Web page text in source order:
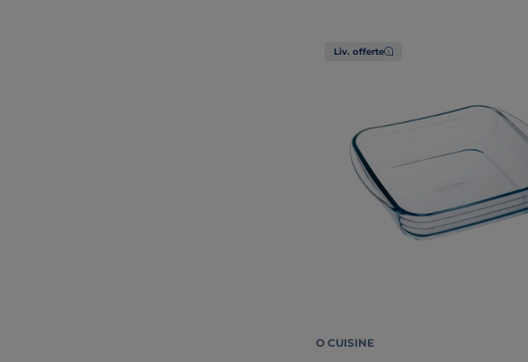
Liv. offerte
O CUISINE